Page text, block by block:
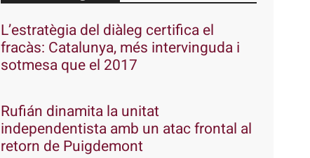
L’estratègia del diàleg certifica el
fracàs: Catalunya, més intervinguda i
sotmesa que el 2017
Rufián dinamita la unitat
independentista amb un atac frontal al
retorn de Puigdemont